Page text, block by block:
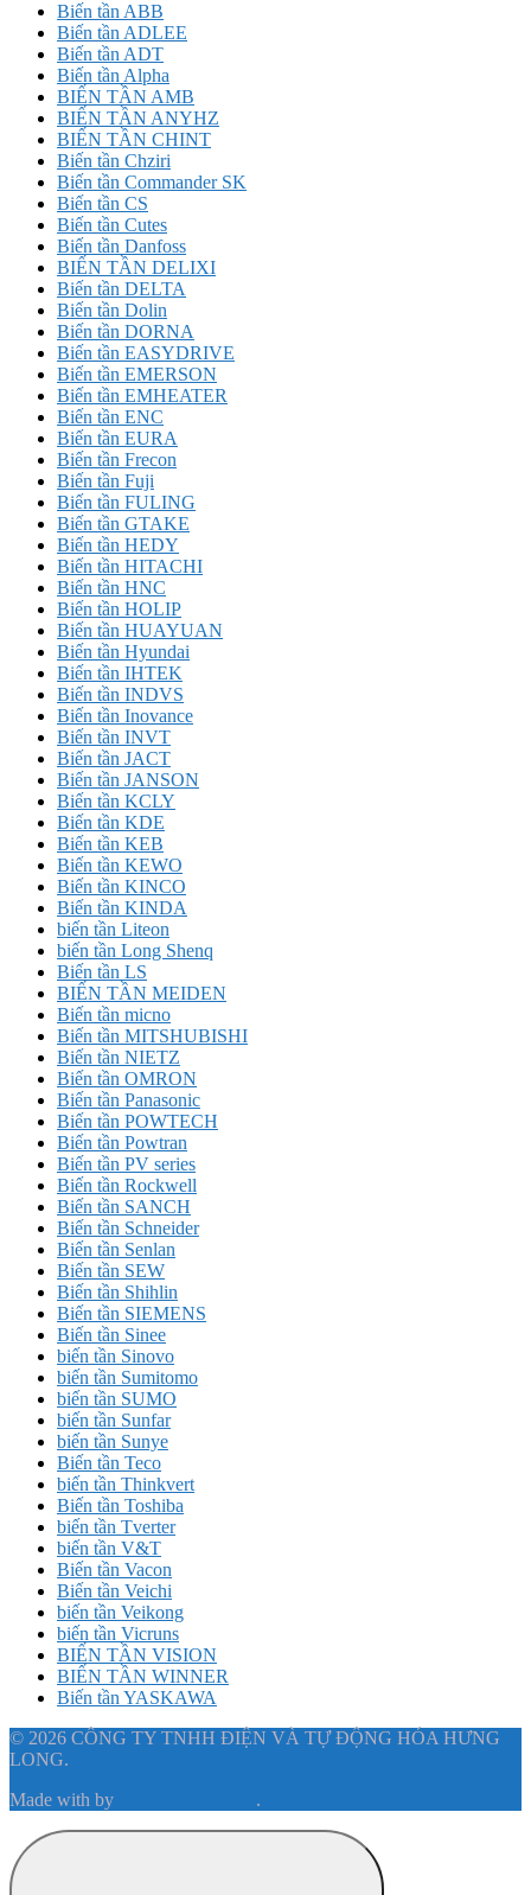
Biến tần ABB
Biến tần ADLEE
Biến tần ADT
Biến tần Alpha
BIẾN TẦN AMB
BIẾN TẦN ANYHZ
BIẾN TẦN CHINT
Biến tần Chziri
Biến tần Commander SK
Biến tần CS
Biến tần Cutes
Biến tần Danfoss
BIẾN TẦN DELIXI
Biến tần DELTA
Biến tần Dolin
Biến tần DORNA
Biến tần EASYDRIVE
Biến tần EMERSON
Biến tần EMHEATER
Biến tần ENC
Biến tần EURA
Biến tần Frecon
Biến tần Fuji
Biến tần FULING
Biến tần GTAKE
Biến tần HEDY
Biến tần HITACHI
Biến tần HNC
Biến tần HOLIP
Biến tần HUAYUAN
Biến tần Hyundai
Biến tần IHTEK
Biến tần INDVS
Biến tần Inovance
Biến tần INVT
Biến tần JACT
Biến tần JANSON
Biến tần KCLY
Biến tần KDE
Biến tần KEB
Biến tần KEWO
Biến tần KINCO
Biến tần KINDA
biến tần Liteon
biến tần Long Shenq
Biến tần LS
BIẾN TẦN MEIDEN
Biến tần micno
Biến tần MITSHUBISHI
Biến tần NIETZ
Biến tần OMRON
Biến tần Panasonic
Biến tần POWTECH
Biến tần Powtran
Biến tần PV series
Biến tần Rockwell
Biến tần SANCH
Biến tần Schneider
Biến tần Senlan
Biến tần SEW
Biến tần Shihlin
Biến tần SIEMENS
Biến tần Sinee
biến tần Sinovo
biến tần Sumitomo
biến tần SUMO
biến tần Sunfar
biến tần Sunye
Biến tần Teco
biến tần Thinkvert
Biến tần Toshiba
biến tần Tverter
biến tần V&T
Biến tần Vacon
Biến tần Veichi
biến tần Veikong
biến tần Vicruns
BIẾN TẦN VISION
BIẾN TẦN WINNER
Biến tần YASKAWA
© 2026 CÔNG TY TNHH ĐIỆN VÀ TỰ ĐỘNG HÓA HƯNG
LONG.
Made with by .